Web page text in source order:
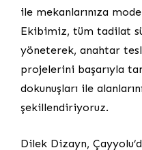
ile mekanlarınıza
Ekibimiz, tüm tadilat
yöneterek, anahtar
projelerini başarıyla
dokunuşları ile
şekillendiriyoruz.
Dilek Dizayn,